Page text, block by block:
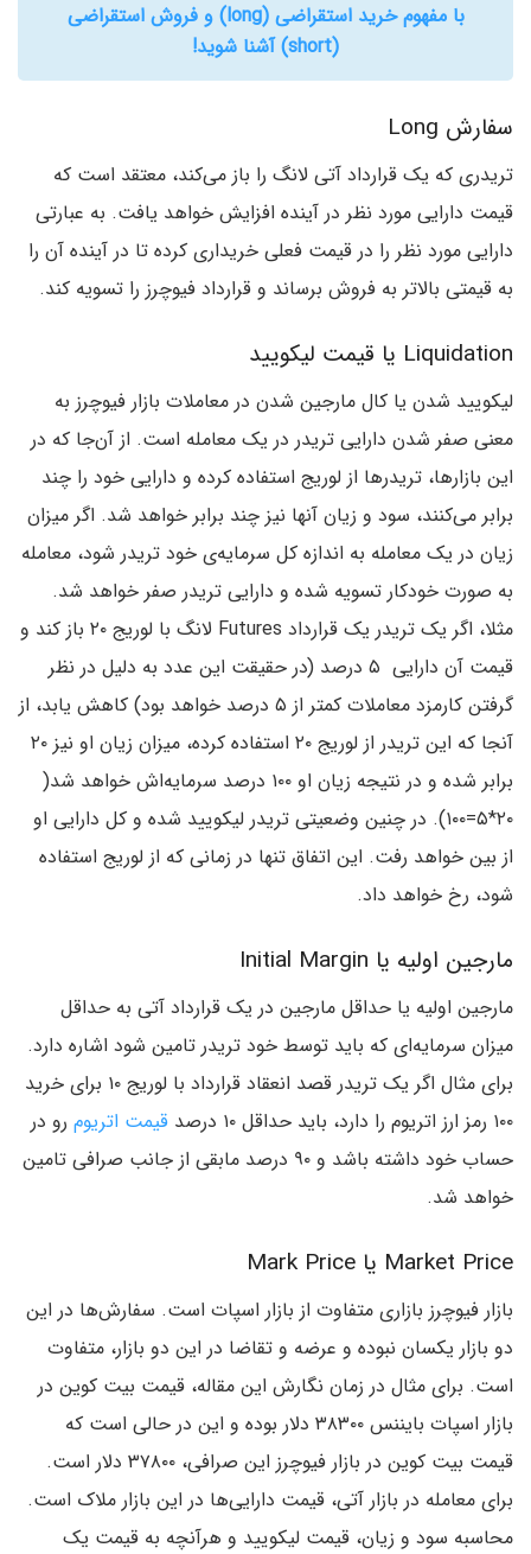
با مفهوم خرید استقراضی (long) و فروش استقراضی
(short) آشنا شوید!
سفارش Long
تریدری که یک قرارداد آتی لانگ را باز می‌کند، معتقد است که
قیمت دارایی مورد نظر در آینده افزایش خواهد یافت. به عبارتی
دارایی مورد نظر را در قیمت فعلی خریداری کرده تا در آینده آن را
به قیمتی بالاتر به فروش برساند و قرارداد فیوچرز را تسویه کند.
Liquidation یا قیمت لیکویید
لیکویید شدن یا کال مارجین شدن در معاملات بازار فیوچرز به
معنی صفر شدن دارایی تریدر در یک معامله است. از آن‌جا که در
این بازارها، تریدرها از لوریج استفاده کرده و دارایی خود را چند
برابر می‌کنند، سود و زیان آنها نیز چند برابر خواهد شد. اگر میزان
زیان در یک معامله به اندازه کل سرمایه‌ی خود تریدر شود، معامله
به صورت خودکار تسویه شده و دارایی تریدر صفر خواهد شد.
مثلا، اگر یک تریدر یک قرارداد Futures لانگ با لوریج ۲۰ باز کند و
قیمت آن دارایی ۵ درصد (در حقیقت این عدد به دلیل در نظر
گرفتن کارمزد معاملات کمتر از ۵ درصد خواهد بود) کاهش یابد، از
آنجا که این تریدر از لوریج ۲۰ استفاده کرده، میزان زیان او نیز ۲۰
برابر شده و در نتیجه زیان او ۱۰۰ درصد سرمایه‌اش خواهد شد(
۲۰*۵=۱۰۰). در چنین وضعیتی تریدر لیکویید شده و کل دارایی او
از بین خواهد رفت. این اتفاق تنها در زمانی که از لوریج استفاده
شود، رخ خواهد داد.
مارجین اولیه یا Initial Margin
مارجین اولیه یا حداقل مارجین در یک قرارداد آتی به حداقل
میزان سرمایه‌ای که باید توسط خود تریدر تامین شود اشاره دارد.
برای مثال اگر یک تریدر قصد انعقاد قرارداد با لوریج ۱۰ برای خرید
۱۰۰ رمز ارز اتریوم را دارد، باید حداقل ۱۰ درصد
قیمت اتریوم رو در
حساب خود داشته باشد و ۹۰ درصد مابقی از جانب صرافی تامین
خواهد شد.
Market Price یا Mark Price
بازار فیوچرز بازاری متفاوت از بازار اسپات است. سفارش‌ها در این
دو بازار یکسان نبوده و عرضه و تقاضا در این دو بازار، متفاوت
است. برای مثال در زمان نگارش این مقاله، قیمت بیت کوین در
بازار اسپات بایننس ۳۸۳۰۰ دلار بوده و این در حالی است که
قیمت بیت کوین در بازار فیوچرز این صرافی، ۳۷۸۰۰ دلار است.
برای معامله در بازار آتی، قیمت دارایی‌ها در این بازار ملاک است.
محاسبه سود و زیان، قیمت لیکویید و هرآنچه به قیمت یک